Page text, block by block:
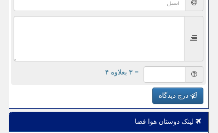
= ۳ بعلاوه ۴
درج دیدگاه
لینک دوستان هوا فضا